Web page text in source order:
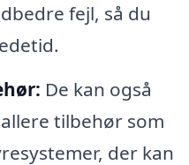
fejl, så du
De kan også
tilbehør som
der kan